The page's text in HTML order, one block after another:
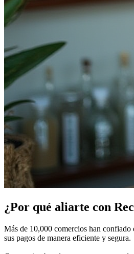
¿Por qué aliarte con
Más de 10,000 comercios han confiado
sus pagos de manera eficiente y segura.